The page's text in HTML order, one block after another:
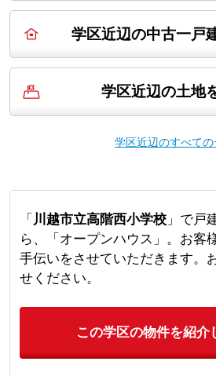
学区近辺の中古一戸
学区近辺の土地
学区近辺のすべて
「 川越市立高階西小学校」で戸
ら、「オープンハウス」。お客
手伝いをさせていただきます。
せください。
この学区の物件を紹介